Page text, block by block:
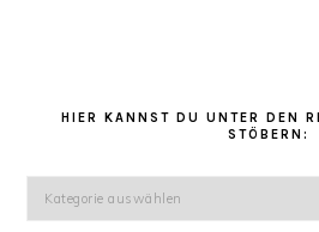
HIER KANNST DU UNTER DEN
STÖBERN: